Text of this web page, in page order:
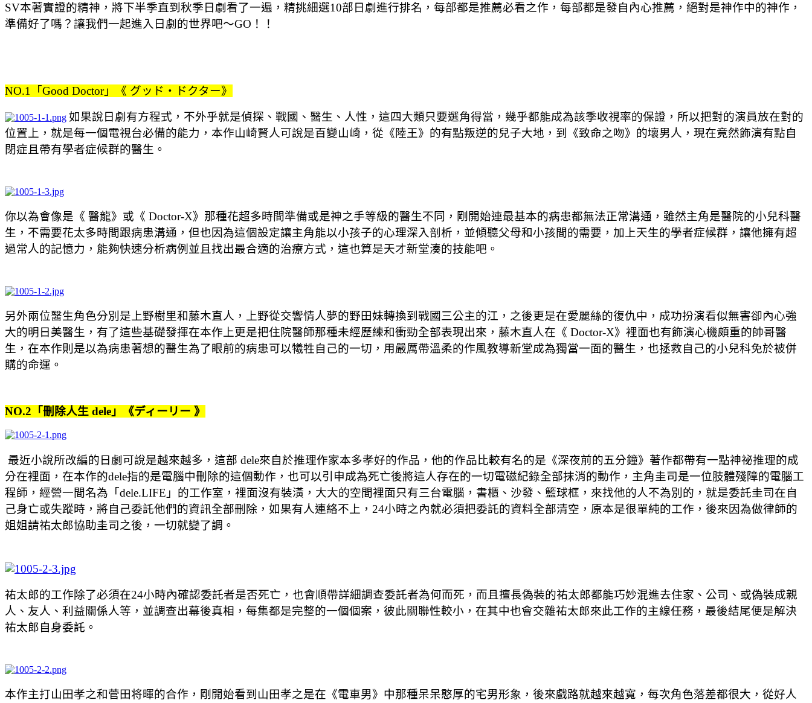
SV本著實證的精神，將下半季直到秋季日劇看了一遍，精挑細選10部日劇進行排名，每部都是推薦必看之作，每部都是發自內心推薦，絕對是神作中的神作，
準備好了嗎？讓我們一起進入日劇的世界吧～GO！！
NO.1「Good Doctor」《 グッド・ドクター》
如果說日劇有方程式，不外乎就是偵探、戰國、醫生、人性，這四大類只要選角得當，幾乎都能成為該季收視率的保證，所以把對的演員放在對的
位置上，就是每一個電視台必備的能力，本作山崎賢人可說是百變山崎，從《陸王》的有點叛逆的兒子大地，到《致命之吻》的壞男人，現在竟然飾演有點自
閉症且帶有學者症候群的醫生。
你以為會像是《 醫龍》或《 Doctor-X》那種花超多時間準備或是神之手等級的醫生不同，剛開始連最基本的病患都無法正常溝通，雖然主角是醫院的小兒科醫
生，不需要花太多時間跟病患溝通，但也因為這個設定讓主角能以小孩子的心理深入剖析，並傾聽父母和小孩間的需要，加上天生的學者症候群，讓他擁有超
過常人的記憶力，能夠快速分析病例並且找出最合適的治療方式，這也算是天才新堂湊的技能吧。
另外兩位醫生角色分別是上野樹里和藤木直人，上野從交響情人夢的野田妹轉換到戰國三公主的江，之後更是在愛麗絲的復仇中，成功扮演看似無害卻內心強
大的明日美醫生，有了這些基礎發揮在本作上更是把住院醫師那種未經歷練和衝勁全部表現出來，藤木直人在《 Doctor-X》裡面也有飾演心機頗重的帥哥醫
生，在本作則是以為病患著想的醫生為了眼前的病患可以犧牲自己的一切，用嚴厲帶溫柔的作風教導新堂成為獨當一面的醫生，也拯救自己的小兒科免於被併
購的命運。
NO.2「刪除人生 dele」《ディーリー 》
最近小說所改編的日劇可說是越來越多，這部 dele來自於推理作家本多孝好的作品，他的作品比較有名的是《深夜前的五分鐘》著作都帶有一點神祕推理的成
分在裡面，在本作的dele指的是電腦中刪除的這個動作，也可以引申成為死亡後將這人存在的一切電磁紀錄全部抹消的動作，主角圭司是一位肢體殘障的電腦工
程師，經營一間名為「dele.LIFE」的工作室，裡面沒有裝潢，大大的空間裡面只有三台電腦，書櫃、沙發、籃球框，來找他的人不為別的，就是委託圭司在自
己身亡或失蹤時，將自己委託他們的資訊全部刪除，如果有人連絡不上，24小時之內就必須把委託的資料全部清空，原本是很單純的工作，後來因為做律師的
姐姐請祐太郎協助圭司之後，一切就變了調。
祐太郎的工作除了必須在24小時內確認委託者是否死亡，也會順帶詳細調查委託者為何而死，而且擅長偽裝的祐太郎都能巧妙混進去住家、公司、或偽裝成親
人、友人、利益關係人等，並調查出幕後真相，每集都是完整的一個個案，彼此關聯性較小，在其中也會交雜祐太郎來此工作的主線任務，最後結尾便是解決
祐太郎自身委託。
本作主打山田孝之和菅田将暉的合作，剛開始看到山田孝之是在《電車男》中那種呆呆憨厚的宅男形象，後來戲路就越來越寬，每次角色落差都很大，從好人